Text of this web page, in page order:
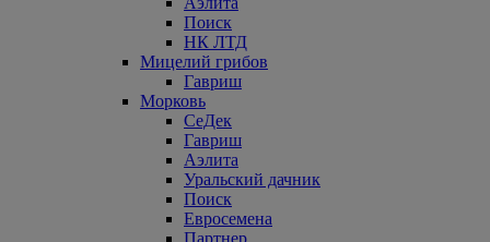
Поиск
НК ЛТД
Мицелий грибов
Гавриш
Морковь
СеДек
Гавриш
Аэлита
Уральский дачник
Поиск
Евросемена
Партнер